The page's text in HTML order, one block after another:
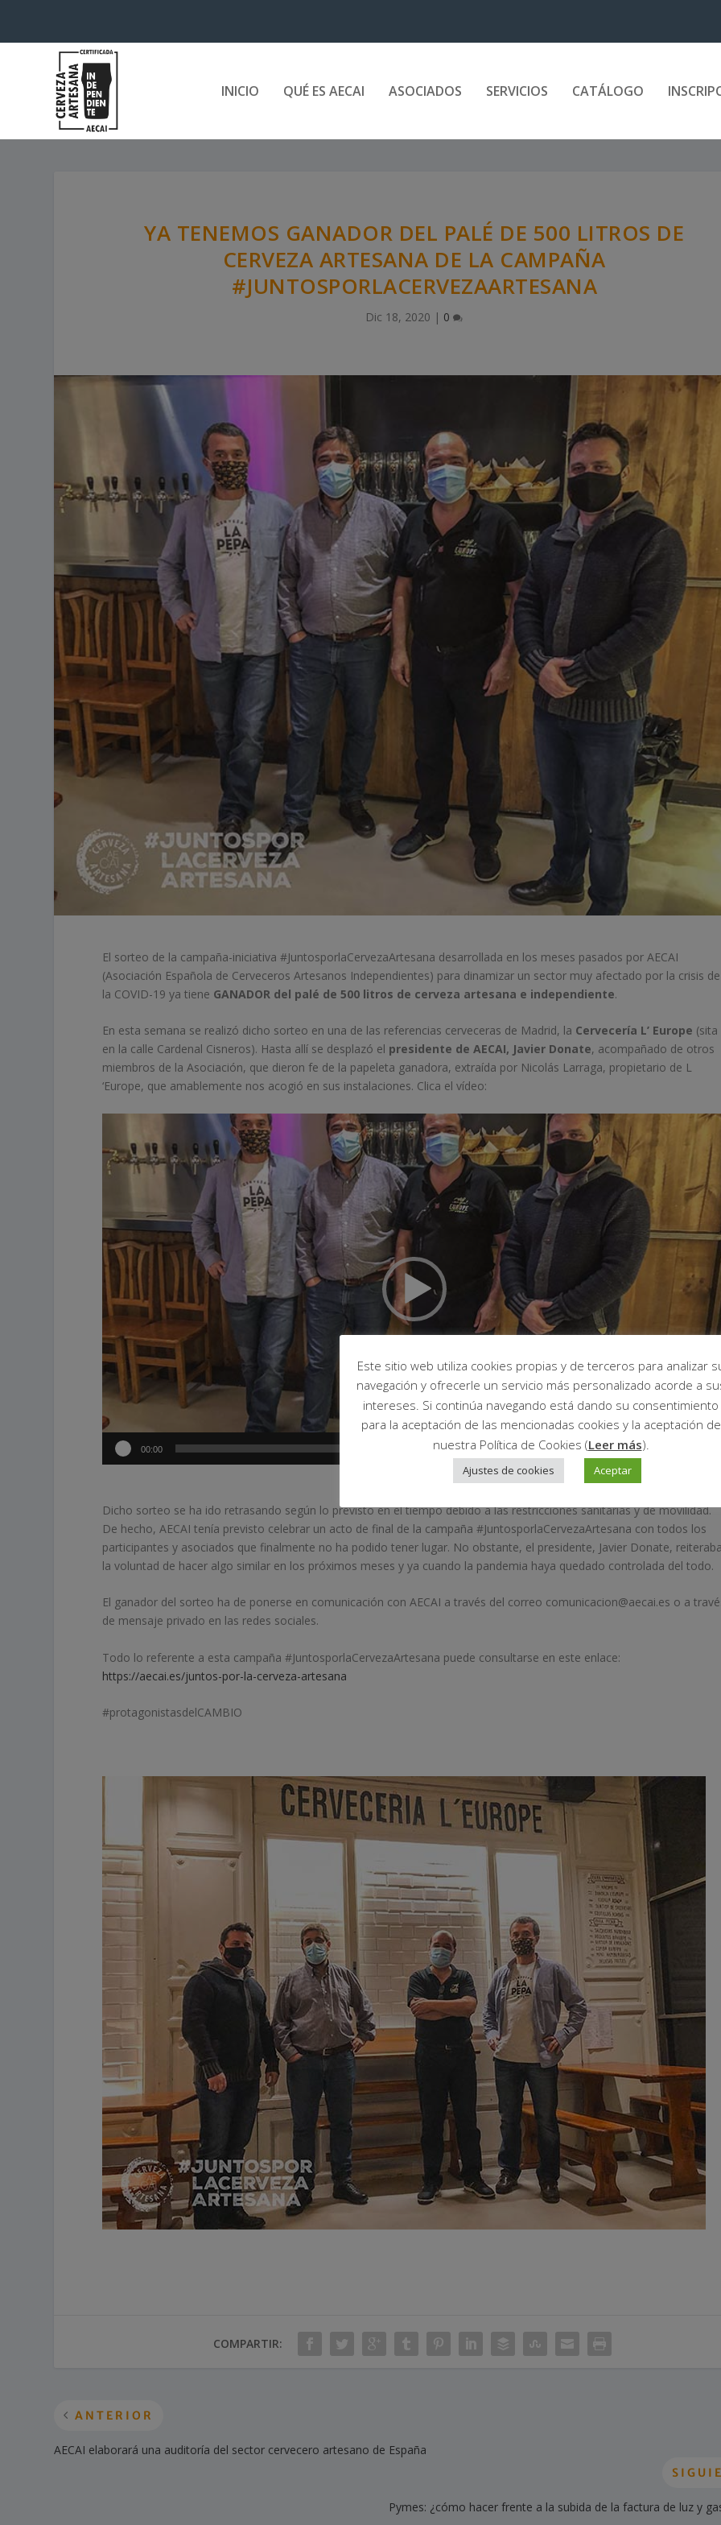
INICIO QUÉ ES AECAI ASOCIADOS SERVICIOS CATÁLOGO
YA TENEMOS GANADOR DEL PALÉ DE 500 LITROS DE
CERVEZA ARTESANA DE LA CAMPAÑA
#JUNTOSPORLACERVEZAARTESANA
Dic 18, 2020 | 0
El sorteo de la campaña-iniciativa #JuntosporlaCervezaArtesana desarrollada en los meses pasados por AECAI
(Asociación Española de Cerveceros Artesanos Independientes) para dinamizar un sector muy afectado por la crisis de
la COVID-19 ya tiene GANADOR del palé de 500 litros de cerveza artesana e independiente.
En esta semana se realizó dicho sorteo en una de las referencias cerveceras de Madrid, la Cervecería L’ Europe (sita
en la calle Cardenal Cisneros). Hasta allí se desplazó el presidente de AECAI, Javier Donate, acompañado de otros
miembros de la Asociación, que dieron fe de la papeleta ganadora, extraída por Nicolás Larraga, propietario de L
‘Europe, que amablemente nos acogió en sus instalaciones. Clica el vídeo:
vídeo
00:00 00:55
Dicho sorteo se ha ido retrasando según lo previsto en el tiempo debido a las restricciones sanitarias y de movilidad.
De hecho, AECAI tenía previsto celebrar un acto de final de la campaña #JuntosporlaCervezaArtesana con todos los
participantes y asociados que finalmente no ha podido tener lugar. No obstante, el presidente, Javier Donate,
la voluntad de hacer algo similar en los próximos meses y ya cuando la pandemia haya quedado controlada del todo.
El ganador del sorteo ha de ponerse en comunicación con AECAI a través del correo comunicacion@aecai.es o a
de mensaje privado en las redes sociales.
Todo lo referente a esta campaña #JuntosporlaCervezaArtesana puede consultarse en este enlace:
https://aecai.es/juntos-por-la-cerveza-artesana
#protagonistasdelCAMBIO
COMPARTIR:
ANTERIOR
AECAI elaborará una auditoría del sector cervecero artesano de España
Pymes: ¿cómo hacer frente a la subida de la factura de luz y
Este sitio web utiliza cookies propias y de terceros para analizar
navegación y ofrecerle un servicio más personalizado acorde a
intereses. Si continúa navegando está dando su consentimiento
para la aceptación de las mencionadas cookies y la aceptación de
nuestra Política de Cookies (Leer más).
Ajustes de cookies Aceptar